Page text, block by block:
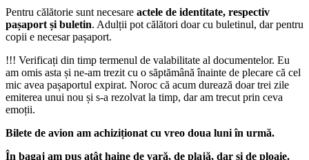
Pentru călătorie sunt necesare actele de identitate, respectiv
pașaport și buletin. Adulții pot călători doar cu buletinul, dar pentru
copii e necesar pașaport.
!!! Verificați din timp termenul de valabilitate al documentelor. Eu
am omis asta și ne-am trezit cu o săptămână înainte de plecare că cel
mic avea pașaportul expirat. Noroc că acum durează doar trei zile
emiterea unui nou și s-a rezolvat la timp, dar am trecut prin ceva
emoții.
Bilete de avion am achiziționat cu vreo doua luni în urmă.
În bagaj am pus atât haine de vară, de plajă, dar și de ploaie.